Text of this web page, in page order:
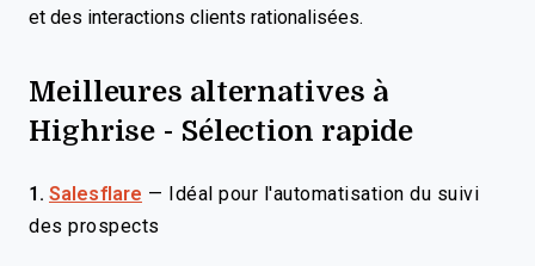
et des interactions clients rationalisées.
Meilleures alternatives à
Highrise - Sélection rapide
1. Salesflare —
Idéal pour l'automatisation du suivi
des prospects